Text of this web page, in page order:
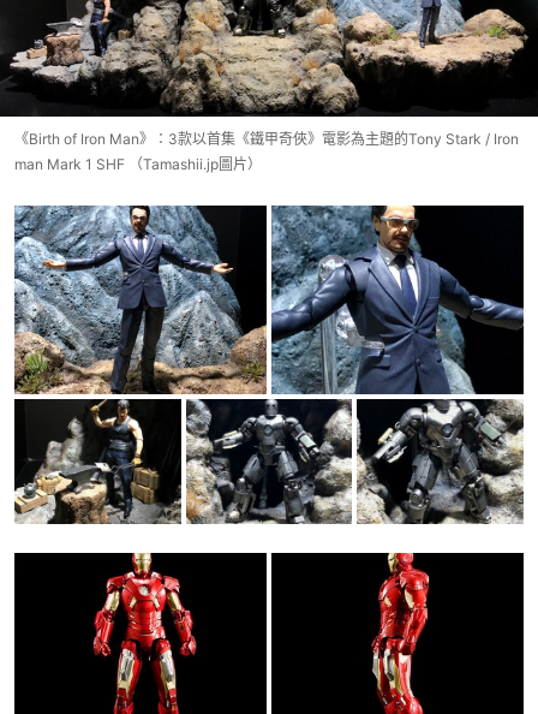
《Birth of Iron Man》：3款以首集《鐵甲奇俠》電影為主題的Tony Stark / Iron
man Mark 1 SHF （Tamashii.jp圖片）